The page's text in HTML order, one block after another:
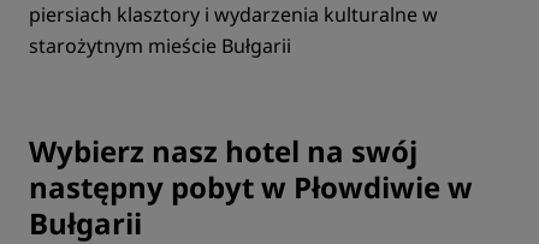
piersiach klasztory i wydarzenia kulturalne w
starożytnym mieście Bułgarii
Wybierz nasz hotel na swój
następny pobyt w Płowdiwie w
Bułgarii